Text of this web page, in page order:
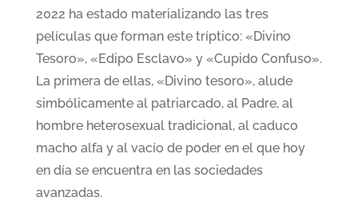
2022 ha estado materializando las tres
películas que forman este tríptico: «Divino
Tesoro», «Edipo Esclavo» y «Cupido Confuso».
La primera de ellas, «Divino tesoro», alude
simbólicamente al patriarcado, al Padre, al
hombre heterosexual tradicional, al caduco
macho alfa y al vacío de poder en el que hoy
en día se encuentra en las sociedades
avanzadas.